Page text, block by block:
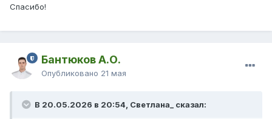
Спасибо!
Бантюков А.О.
Опубликовано 21 мая
В 20.05.2026 в 20:54, Светлана_ сказал: